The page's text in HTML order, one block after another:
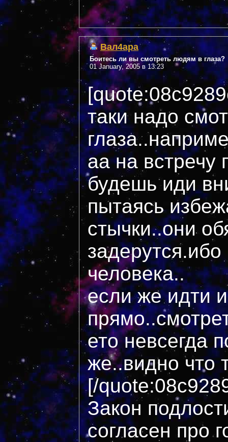
Вал4ара
Боитесь ли вы смотреть людям в глаза?
01 January, 2005 в 13:23
таки надо
аа на встречу
будешь иди
пытаясь
стычки..они
человека..
если же идти
ето невсегда
же..видно что
[/
Закон
согласен про